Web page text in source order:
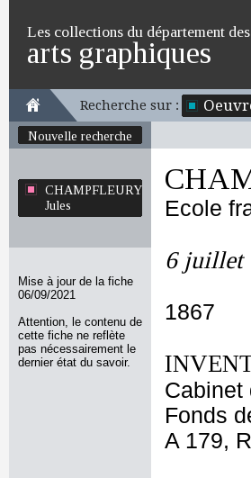
Les collections du département des
arts graphiques
Recherche sur :
Nouvelle recherche
CHAMPFLEURY
Jules
Mise à jour de la fiche
06/09/2021
Attention, le contenu de
cette fiche ne reflète
pas nécessairement le
dernier état du savoir.
Ecole
6 juillet
1867
Cabinet
Fonds
A 179,